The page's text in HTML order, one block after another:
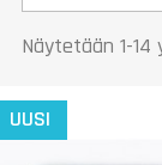
Näytetään 1-
UUSI